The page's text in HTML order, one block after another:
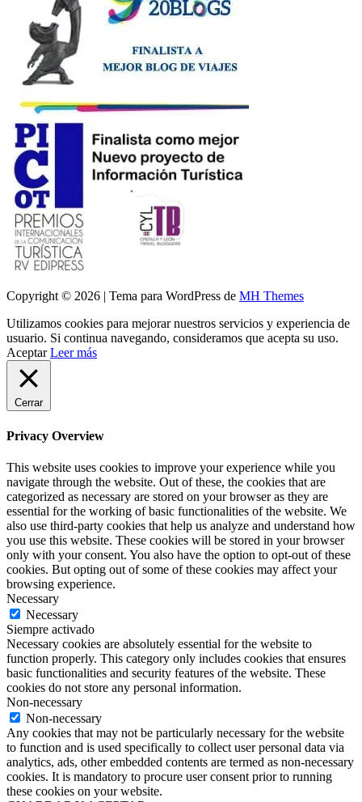
Copyright © 2026 | Tema para WordPress de MH Themes
Utilizamos cookies para mejorar nuestros servicios y experiencia de
usuario. Si continua navegando, consideramos que acepta su uso.
Aceptar Leer más
Cerrar
Privacy Overview
This website uses cookies to improve your experience while you
navigate through the website. Out of these, the cookies that are
categorized as necessary are stored on your browser as they are
essential for the working of basic functionalities of the website. We
also use third-party cookies that help us analyze and understand how
you use this website. These cookies will be stored in your browser
only with your consent. You also have the option to opt-out of these
cookies. But opting out of some of these cookies may affect your
browsing experience.
Necessary
Necessary
Siempre activado
Necessary cookies are absolutely essential for the website to
function properly. This category only includes cookies that ensures
basic functionalities and security features of the website. These
cookies do not store any personal information.
Non-necessary
Non-necessary
Any cookies that may not be particularly necessary for the website
to function and is used specifically to collect user personal data via
analytics, ads, other embedded contents are termed as non-necessary
cookies. It is mandatory to procure user consent prior to running
these cookies on your website.